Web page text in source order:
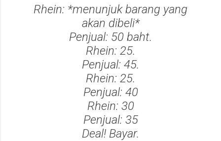
Rhein: *menunjuk barang yang
akan dibeli*
Penjual: 50 baht.
Rhein: 25.
Penjual: 45.
Rhein: 25.
Penjual: 40
Rhein: 30
Penjual: 35
Deal! Bayar.